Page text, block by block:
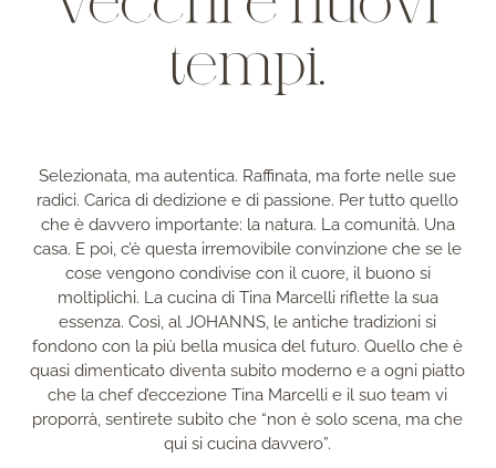
tempi.
Selezionata, ma autentica. Raffinata, ma forte nelle sue
radici. Carica di dedizione e di passione. Per tutto quello
che è davvero importante: la natura. La comunità. Una
casa. E poi, c’è questa irremovibile convinzione che se le
cose vengono condivise con il cuore, il buono si
moltiplichi. La cucina di Tina Marcelli riflette la sua
essenza. Così, al JOHANNS, le antiche tradizioni si
fondono con la più bella musica del futuro. Quello che è
quasi dimenticato diventa subito moderno e a ogni piatto
che la chef d’eccezione Tina Marcelli e il suo team vi
proporrà, sentirete subito che “non è solo scena, ma che
qui si cucina davvero”.